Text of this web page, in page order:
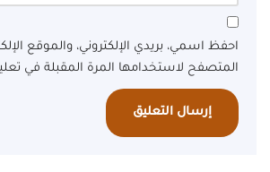
احفظ اسمي، بريدي الإلكتروني، والموقع
المتصفح لاستخدامها المرة المقبلة في